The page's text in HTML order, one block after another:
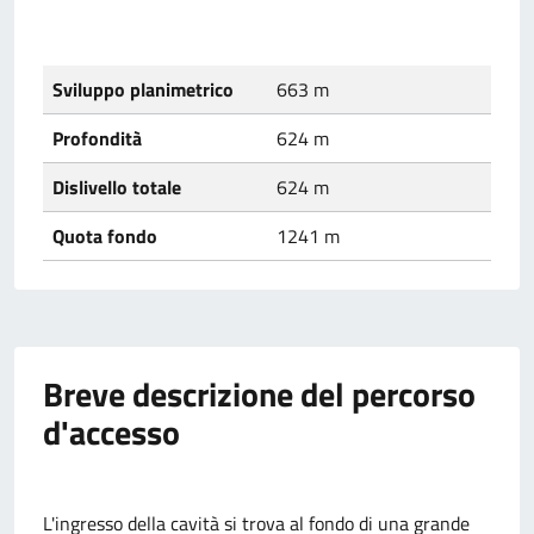
Sviluppo planimetrico
663 m
Profondità
624 m
Dislivello totale
624 m
Quota fondo
1241 m
Breve descrizione del percorso
d'accesso
L'ingresso della cavità si trova al fondo di una grande